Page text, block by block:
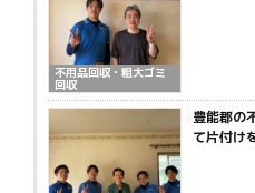
不用品回収・粗大ゴミ
回収
豊能郡の
て片付け